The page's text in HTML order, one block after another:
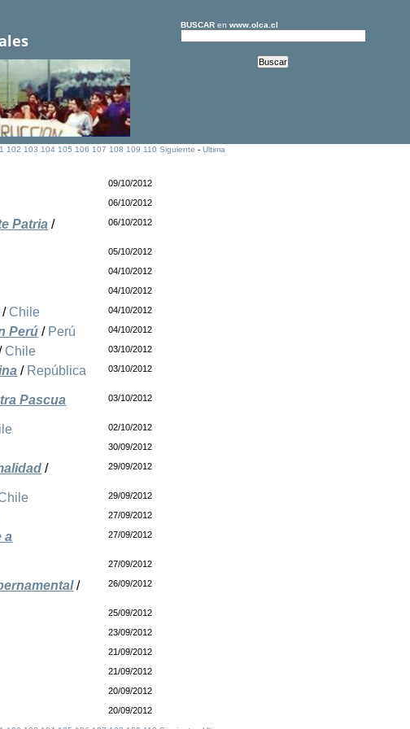
BUSCARen www.olca.cl
102 103 104 105 106 107 108 109 110 Siguiente - Ultima
09/10/2012
06/10/2012
Patria /
06/10/2012
05/10/2012
04/10/2012
04/10/2012
/ Chile 04/10/2012
Perú / Perú 04/10/2012
Chile 03/10/2012
/ República
03/10/2012
Pascua
03/10/2012
02/10/2012
30/09/2012
/
29/09/2012
29/09/2012
27/09/2012
a
27/09/2012
27/09/2012
/
26/09/2012
25/09/2012
23/09/2012
21/09/2012
21/09/2012
20/09/2012
20/09/2012